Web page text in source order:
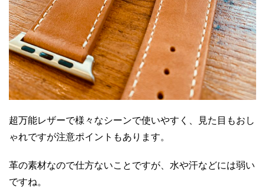
超万能レザーで様々なシーンで使いやすく、見た目もおし
ゃれですが注意ポイントもあります。
革の素材なので仕方ないことですが、水や汗などには弱い
ですね。